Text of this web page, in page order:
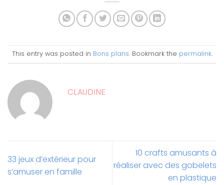
This entry was posted in Bons plans. Bookmark the permalink.
CLAUDINE
33 jeux d’extérieur pour
s’amuser en famille
10 crafts amusants à
réaliser avec des gobelets
en plastique